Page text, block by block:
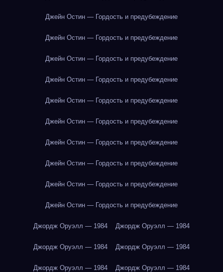
Джейн Остин — Гордость и предубеждение
Джейн Остин — Гордость и предубеждение
Джейн Остин — Гордость и предубеждение
Джейн Остин — Гордость и предубеждение
Джейн Остин — Гордость и предубеждение
Джейн Остин — Гордость и предубеждение
Джейн Остин — Гордость и предубеждение
Джейн Остин — Гордость и предубеждение
Джейн Остин — Гордость и предубеждение
Джейн Остин — Гордость и предубеждение
Джордж Оруэлл — 1984 Джордж Оруэлл — 1984
Джордж Оруэлл — 1984 Джордж Оруэлл — 1984
Джордж Оруэлл — 1984 Джордж Оруэлл — 1984